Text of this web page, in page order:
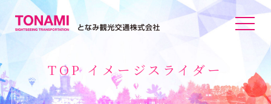
toggle
TOP イメージスライダー